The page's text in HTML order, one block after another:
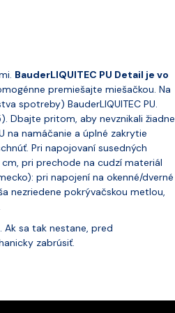
BauderLIQUITEC PU Detail je vo
premiešajte miešačkou. Na
spotreby) BauderLIQUITEC PU.
Dbajte pritom, aby nevznikali žiadne
na namáčanie a úplné zakrytie
Pri napojovaní susedných
pri prechode na cudzí materiál
pri napojení na okenné/dverné
nezriedene pokrývačskou metlou,
sa tak nestane, pred
zabrúsiť.